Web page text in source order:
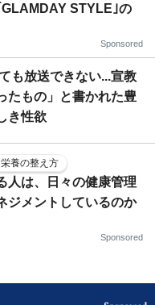
STYLE｣の
Sponsored
も放送できない...宣教
たもの」と書かれた豊
き性欲
養の整え方
人は、日々の健康管理
ジメントしているのか
Sponsored